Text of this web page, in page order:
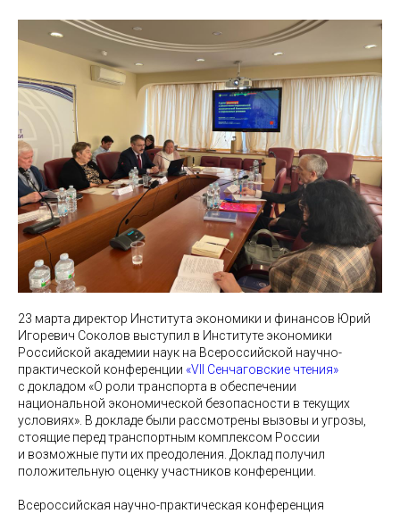
23 марта директор Института экономики и финансов Юрий
Игоревич Соколов выступил в Институте экономики
Российской академии наук на Всероссийской научно-
практической конференции «VII Сенчаговские чтения»
с докладом «О роли транспорта в обеспечении
национальной экономической безопасности в текущих
условиях». В докладе были рассмотрены вызовы и угрозы,
стоящие перед транспортным комплексом России
и возможные пути их преодоления. Доклад получил
положительную оценку участников конференции.
Всероссийская научно-практическая конференция